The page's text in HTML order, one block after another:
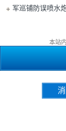
免费军巡铺防误喷水
本站